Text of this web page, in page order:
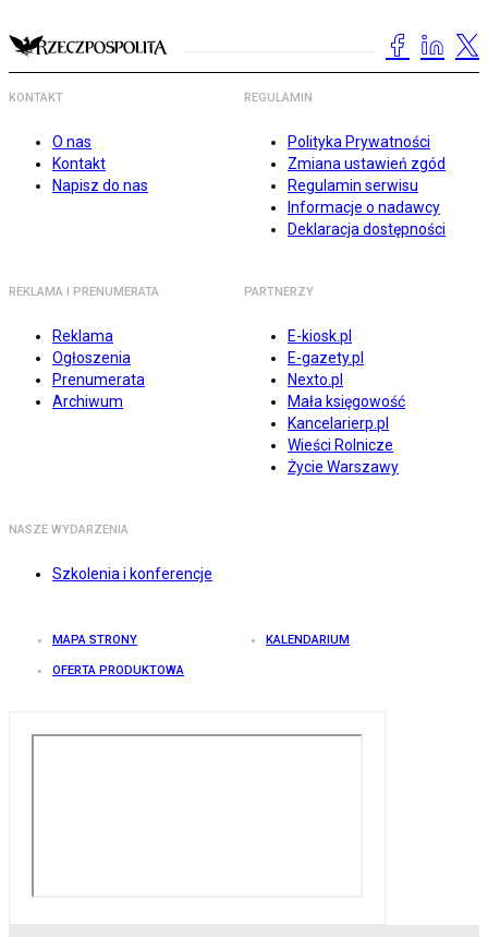
KONTAKT
O nas
Kontakt
Napisz do nas
REGULAMIN
Polityka Prywatności
Zmiana ustawień zgód
Regulamin serwisu
Informacje o nadawcy
Deklaracja dostępności
REKLAMA I PRENUMERATA
Reklama
Ogłoszenia
Prenumerata
Archiwum
PARTNERZY
E-kiosk.pl
E-gazety.pl
Nexto.pl
Mała księgowość
Kancelarierp.pl
Wieści Rolnicze
Życie Warszawy
NASZE WYDARZENIA
Szkolenia i konferencje
MAPA STRONY KALENDARIUM
OFERTA PRODUKTOWA